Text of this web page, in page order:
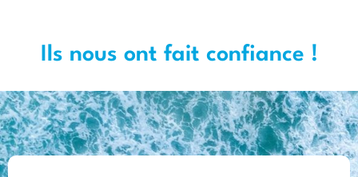
Ils nous ont fait confiance !